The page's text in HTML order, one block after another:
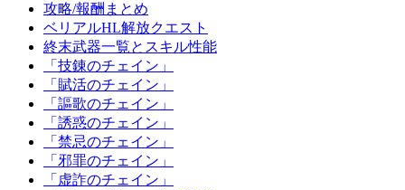
攻略/報酬まとめ
ベリアルHL解放クエスト
終末武器一覧とスキル性能
「技錬のチェイン」
「賦活のチェイン」
「謳歌のチェイン」
「誘惑のチェイン」
「禁忌のチェイン」
「邪罪のチェイン」
「虚詐のチェイン」